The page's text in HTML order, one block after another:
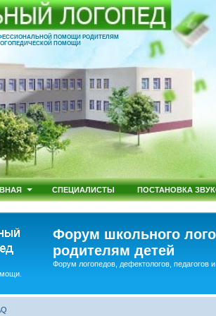
ПОМОЩИ РОДИТЕЛЯМ
ПОМОЩИ
СПЕЦИАЛИСТЫ ПОСТАНОВКА
Форум школьного
родителям детей
Форум логопедов, дефектологов, педагогов